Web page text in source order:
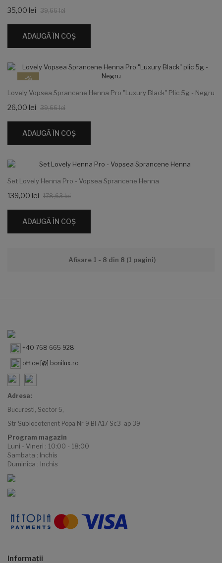
35,00 lei 39,66 lei
ADAUGĂ ÎN COŞ
-%
Lovely Vopsea Sprancene Henna Pro "Luxury Black" Plic 5g - Negru
26,00 lei 39,66 lei
ADAUGĂ ÎN COŞ
Set Lovely Henna Pro - Vopsea Sprancene Henna
139,00 lei 178,63 lei
ADAUGĂ ÎN COŞ
Afişare 1 - 8 din 8 (1 pagini)
+40 768 665 928
office [@] bonilux.ro
Adresa:
Bucuresti, Sector 5,
Str Sublocotenent Popa Nr 9 Bl A17 Sc3 ap 39
Program magazin
Luni - Vineri : 10:00 - 18:00
Sambata : Inchis
Duminica : Inchis
Informaţii